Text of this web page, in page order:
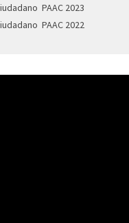
PAAC 2023
PAAC 2022